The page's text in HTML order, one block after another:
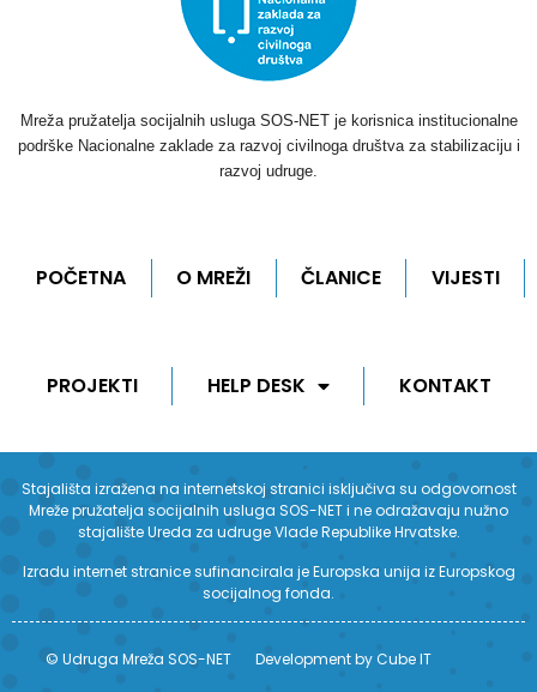
Mreža pružatelja socijalnih usluga SOS-NET je korisnica institucionalne
podrške Nacionalne zaklade za razvoj civilnoga društva za stabilizaciju i
razvoj udruge.
POČETNA O MREŽI ČLANICE VIJESTI
PROJEKTI HELP DESK KONTAKT
Stajališta izražena na internetskoj stranici isključiva su odgovornost
Mreže pružatelja socijalnih usluga SOS-NET i ne odražavaju nužno
stajalište Ureda za udruge Vlade Republike Hrvatske.
Izradu internet stranice sufinancirala je Europska unija iz Europskog
socijalnog fonda.
© Udruga Mreža SOS-NET Development by Cube IT